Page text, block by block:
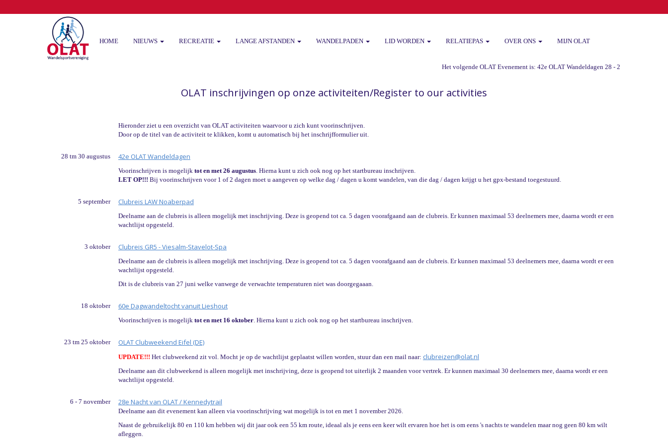
HOME NIEUWS RECREATIE LANGE AFSTANDEN WANDELPADEN LID WORDEN RELATIEPAS OVER ONS MIJN OLAT
Het volgende OLAT Evenement is: 42e OLAT Wandeldagen 28 - 29 -30 augustus
OLAT inschrijvingen op onze activiteiten/Register to our activities
Hieronder ziet u een overzicht van OLAT activiteiten waarvoor u zich kunt voorinschrijven.
Door op de titel van de activiteit te klikken, komt u automatisch bij het inschrijfformulier uit.
28 tm 30 augustus 42e OLAT Wandeldagen
Voorinschrijven is mogelijk tot en met 26 augustus . Hierna kunt u zich ook nog op het startbureau inschrijven.
LET OP!!! Bij voorinschrijven voor 1 of 2 dagen moet u aangeven op welke dag / dagen u komt wandelen, van die dag / dagen krijgt u het gpx-bestand toegestuurd.
5 september Clubreis LAW Noaberpad
Deelname aan de clubreis is alleen mogelijk met inschrijving. Deze is geopend tot ca. 5 dagen voorafgaand aan de clubreis. Er kunnen maximaal 53 deelnemers mee, daarna wordt er een
wachtlijst opgesteld.
3 oktober Clubreis GR5 - Viesalm-Stavelot-Spa
Deelname aan de clubreis is alleen mogelijk met inschrijving. Deze is geopend tot ca. 5 dagen voorafgaand aan de clubreis. Er kunnen maximaal 53 deelnemers mee, daarna wordt er een
wachtlijst opgesteld.
Dit is de clubreis van 27 juni welke vanwege de verwachte temperaturen niet was doorgegaaan.
18 oktober 60e Dagwandeltocht vanuit Lieshout
Voorinschrijven is mogelijk tot en met 16 oktober . Hierna kunt u zich ook nog op het startbureau inschrijven.
23 tm 25 oktober OLAT Clubweekend Eifel (DE)
UPDATE!!! Het clubweekend zit vol. Mocht je op de wachtlijst geplaatst willen worden, stuur dan een mail naar: nezierbulc@olat.nl
Deelname aan dit clubweekend is alleen mogelijk met inschrijving, deze is geopend tot uiterlijk 2 maanden voor vertrek. Er kunnen maximaal 30 deelnemers mee, daarna wordt er een
wachtlijst opgesteld.
6 - 7 november 28e Nacht van OLAT / Kennedytrail
Deelname aan dit evenement kan alleen via voorinschrijving wat mogelijk is tot en met 1 november 2026.
Naast de gebruikelijk 80 en 110 km hebben wij dit jaar ook een 55 km route, ideaal als je eens een keer wilt ervaren hoe het is om eens 's nachts te wandelen maar nog geen 80 km wilt
afleggen.